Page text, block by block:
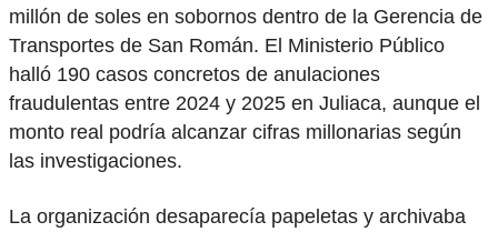
millón de soles en sobornos dentro de la Gerencia de
Transportes de San Román. El Ministerio Público
halló 190 casos concretos de anulaciones
fraudulentas entre 2024 y 2025 en Juliaca, aunque el
monto real podría alcanzar cifras millonarias según
las investigaciones.
La organización desaparecía papeletas y archivaba